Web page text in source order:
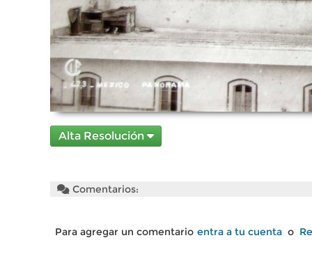
Alta Resolución
Comentarios:
Para agregar un comentario entra a tu cuenta o